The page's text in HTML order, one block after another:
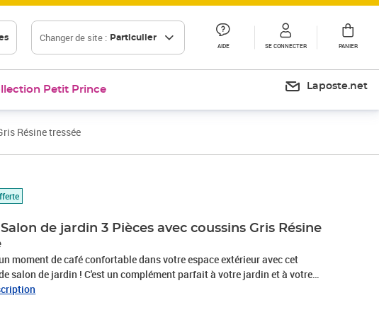
Changer de site : Particulier
AIDE SE CONNECTER PANIER
Petit Prince Laposte.net
Résine tressée
de jardin 3 Pièces avec coussins Gris Résine
moment de café confortable dans votre espace extérieur avec cet
salon de jardin ! C'est un complément parfait à votre jardin et à votre
une impression durable ! Matériau résistant aux intempéries : la